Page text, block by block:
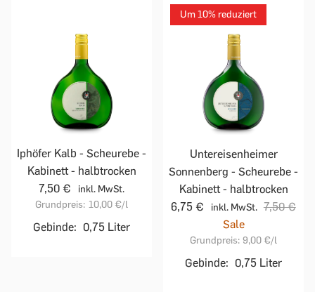
Iphöfer Kalb - Scheurebe -
Kabinett - halbtrocken
7,50 €
inkl. MwSt.
Grundpreis: 10,00 €/l
Gebinde: 0,75 Liter
Um 10% reduziert
Untereisenheimer
Sonnenberg - Scheurebe -
Kabinett - halbtrocken
6,75 €
inkl. MwSt. 7,50 €
Sale
Grundpreis: 9,00 €/l
Gebinde: 0,75 Liter